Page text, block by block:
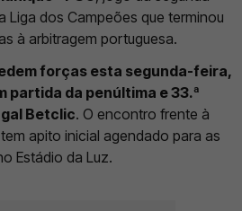
Liga dos Campeões que terminou
à arbitragem portuguesa.
forças esta segunda-feira,
partida da penúltima e 33.ª
Betclic. O encontro frente à
apito inicial agendado para as
Estádio da Luz.